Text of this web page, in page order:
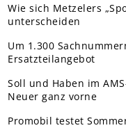
Wie sich Metzelers
unterscheiden
Um 1.300
Ersatzteilangebot
Soll und Haben im
Neuer ganz vorne
Promobil testet